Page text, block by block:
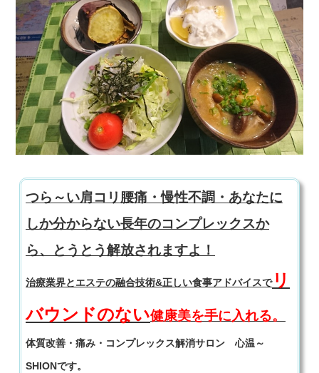
つら～い肩コリ腰痛・慢性不調・あなたに
しか分からない長年のコンプレックスか
ら、とうとう解放されますよ！
治療業界とエステの融合技術&正しい食事アドバイスでリ
バウンドのない健康美を手に入れる。
体質改善・痛み・コンプレックス解消サロン 心温～
SHIONです。